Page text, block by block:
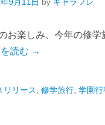
お楽しみ、今年の修
読む →
リリース 修学旅行 学園行